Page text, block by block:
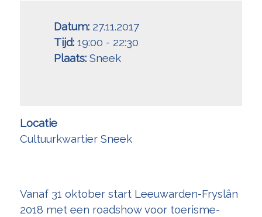
Datum: 27.11.2017
Tijd:19:00 - 22:30
Plaats:Sneek
Locatie
Cultuurkwartier Sneek
Vanaf 31 oktober start Leeuwarden-Fryslân
2018 met een roadshow voor toerisme-